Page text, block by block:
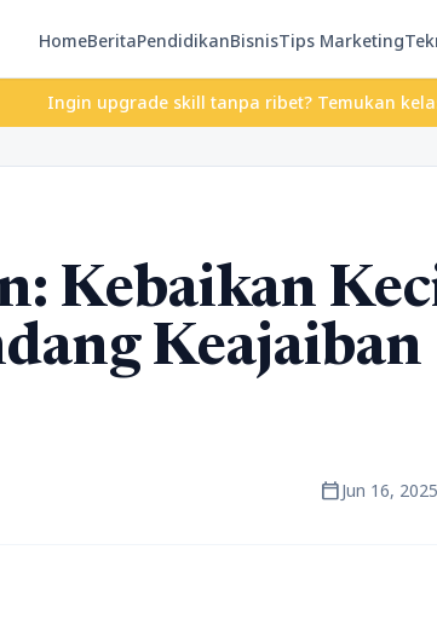
HomeBeritaPendidikanBisnisTips Marketing
upgrade skill tanpa ribet? Temukan kelas seru
Kebaikan
Keajaiban
calendar_todayJun 16, 2025